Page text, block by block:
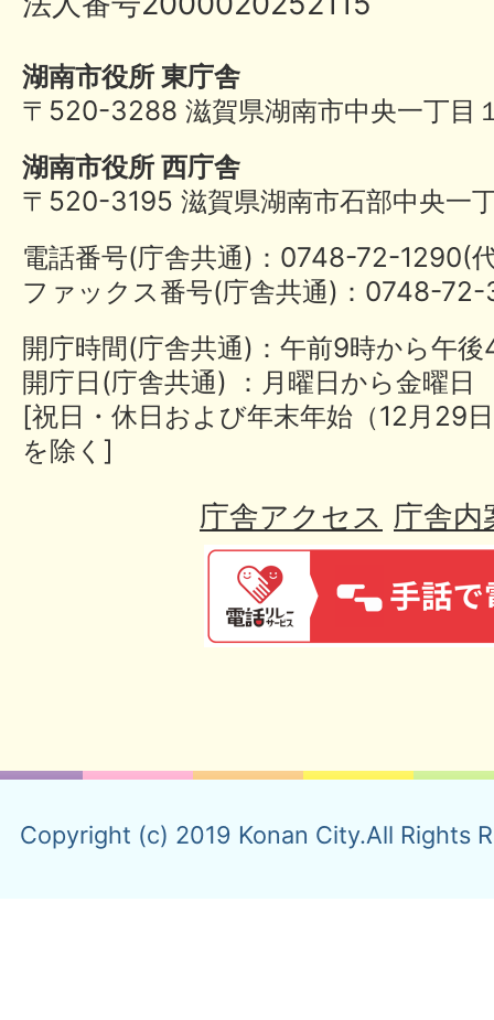
湖南市役所 東庁舎
〒520-3288 滋賀県湖南市中央一丁目
湖南市役所 西庁舎
〒520-3195 滋賀県湖南市石部中央一
電話番号(庁舎共通)：0748-72-
ファックス番号(庁舎共通)：0748-
開庁時間(庁舎共通)：午前9時から午
開庁日(庁舎共通) ：月曜日から金曜日
[祝日・休日および年末年始（12月29
を除く]
庁舎アクセス 庁舎内
Copyright (c) 2019 Konan City.All Rights